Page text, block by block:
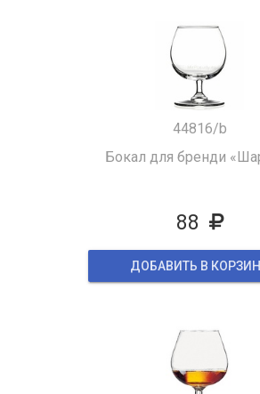
44816/b
Бокал для бренди
88
ДОБАВИТЬ В